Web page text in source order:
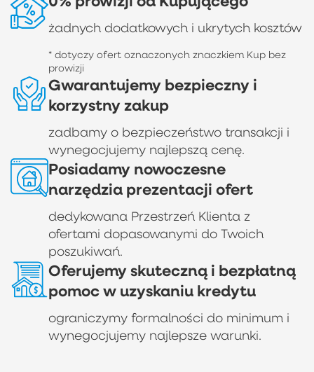
żadnych dodatkowych i ukrytych kosztów
* dotyczy ofert oznaczonych znaczkiem Kup bez
prowizji
Gwarantujemy bezpieczny i
korzystny zakup
zadbamy o bezpieczeństwo transakcji i
wynegocjujemy najlepszą cenę.
Posiadamy nowoczesne
narzędzia prezentacji ofert
dedykowana Przestrzeń Klienta z
ofertami dopasowanymi do Twoich
poszukiwań.
Oferujemy skuteczną i bezpłatną
pomoc w uzyskaniu kredytu
ograniczymy formalności do minimum i
wynegocjujemy najlepsze warunki.